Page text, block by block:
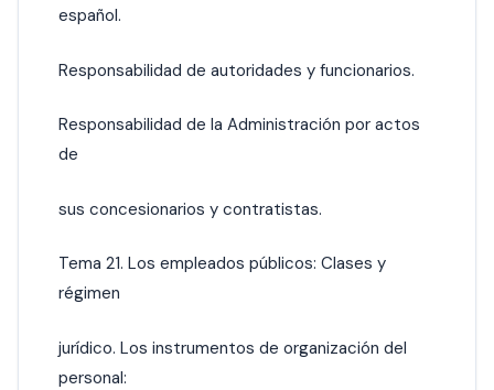
español.
Responsabilidad de autoridades y funcionarios.
Responsabilidad de la Administración por actos
de
sus concesionarios y contratistas.
Tema 21. Los empleados públicos: Clases y
régimen
jurídico. Los instrumentos de organización del
personal: